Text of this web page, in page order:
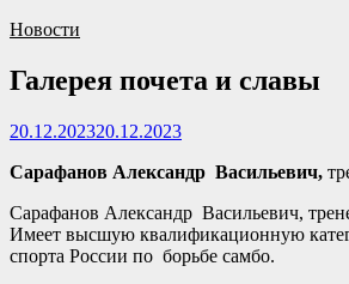
Новости
Галерея почета и славы
20.12.202320.12.2023
Сарафанов Александр Васильевич,
Сарафанов Александр Васильевич,
Имеет высшую квалификационную
спорта России по борьбе самбо.